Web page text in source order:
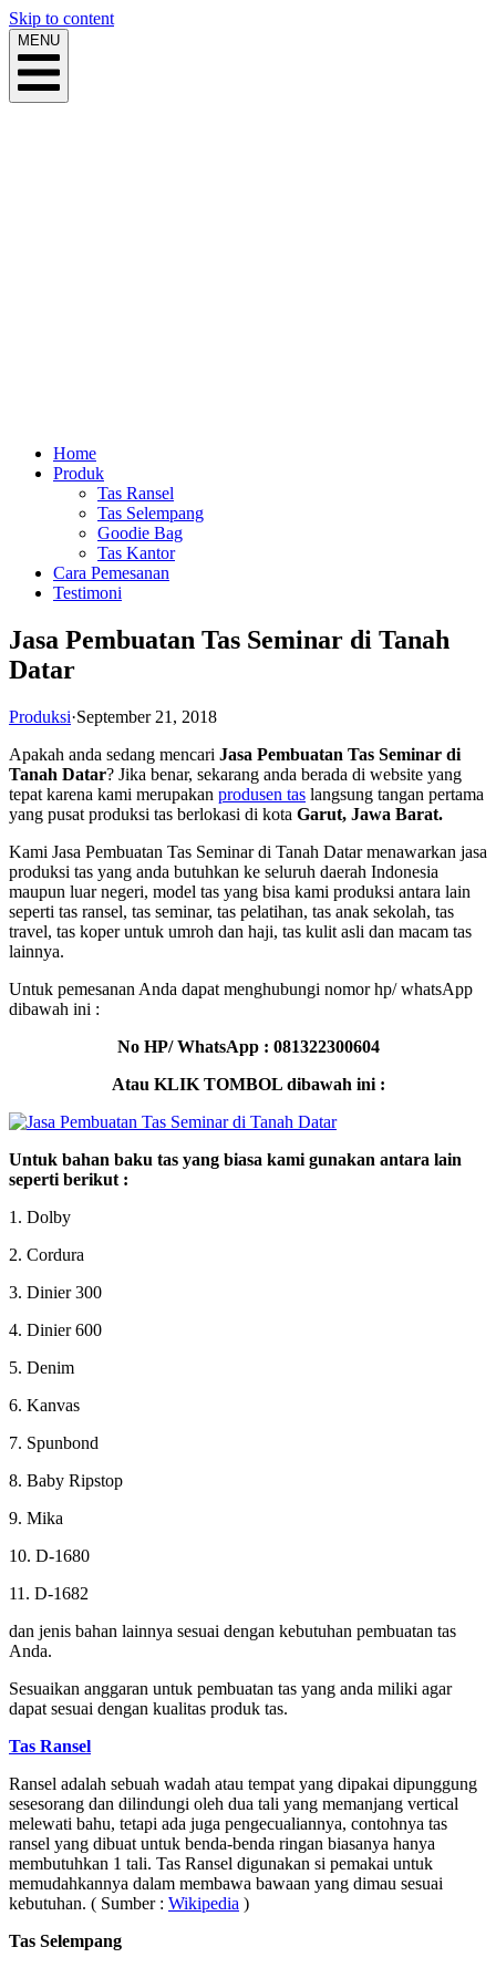
Skip to content
MENU
Home
Produk
Tas Ransel
Tas Selempang
Goodie Bag
Tas Kantor
Cara Pemesanan
Testimoni
Jasa Pembuatan Tas Seminar di Tanah
Datar
Produksi·September 21, 2018
Apakah anda sedang mencari Jasa Pembuatan Tas Seminar di
Tanah Datar? Jika benar, sekarang anda berada di website yang
tepat karena kami merupakan produsen tas langsung tangan pertama
yang pusat produksi tas berlokasi di kota Garut, Jawa Barat.
Kami Jasa Pembuatan Tas Seminar di Tanah Datar menawarkan jasa
produksi tas yang anda butuhkan ke seluruh daerah Indonesia
maupun luar negeri, model tas yang bisa kami produksi antara lain
seperti tas ransel, tas seminar, tas pelatihan, tas anak sekolah, tas
travel, tas koper untuk umroh dan haji, tas kulit asli dan macam tas
lainnya.
Untuk pemesanan Anda dapat menghubungi nomor hp/ whatsApp
dibawah ini :
No HP/ WhatsApp : 081322300604
Atau KLIK TOMBOL dibawah ini :
Untuk bahan baku tas yang biasa kami gunakan antara lain
seperti berikut :
1. Dolby
2. Cordura
3. Dinier 300
4. Dinier 600
5. Denim
6. Kanvas
7. Spunbond
8. Baby Ripstop
9. Mika
10. D-1680
11. D-1682
dan jenis bahan lainnya sesuai dengan kebutuhan pembuatan tas
Anda.
Sesuaikan anggaran untuk pembuatan tas yang anda miliki agar
dapat sesuai dengan kualitas produk tas.
Tas Ransel
Ransel adalah sebuah wadah atau tempat yang dipakai dipunggung
sesesorang dan dilindungi oleh dua tali yang memanjang vertical
melewati bahu, tetapi ada juga pengecualiannya, contohnya tas
ransel yang dibuat untuk benda-benda ringan biasanya hanya
membutuhkan 1 tali. Tas Ransel digunakan si pemakai untuk
memudahkannya dalam membawa bawaan yang dimau sesuai
kebutuhan. ( Sumber : Wikipedia )
Tas Selempang